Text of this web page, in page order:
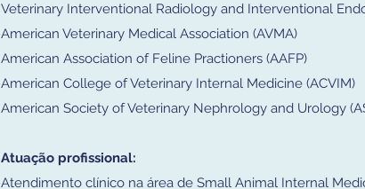
Veterinary Interventional Radiology and Interventional
American Veterinary Medical Association (AVMA)
American Association of Feline Practioners (AAFP)
American College of Veterinary Internal Medicine (ACVIM)
American Society of Veterinary Nephrology and Urology
Atuação profissional:
Atendimento clínico na área de Small Animal Internal